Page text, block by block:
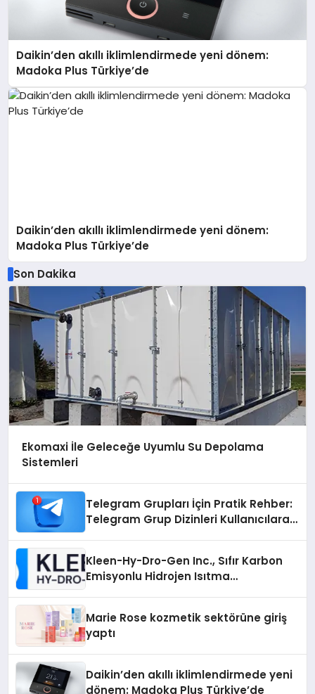
Daikin’den akıllı iklimlendirmede yeni dönem:
Madoka Plus Türkiye’de
Daikin’den akıllı iklimlendirmede yeni dönem:
Madoka Plus Türkiye’de
Son Dakika
Ekomaxi İle Geleceğe Uyumlu Su Depolama
Sistemleri
Telegram Grupları İçin Pratik Rehber:
Telegram Grup Dizinleri Kullanıcılara
Kleen-Hy-Dro-Gen Inc., Sıfır Karbon
Emisyonlu Hidrojen Isıtma
Marie Rose kozmetik sektörüne giriş
yaptı
Daikin’den akıllı iklimlendirmede yeni
dönem: Madoka Plus Türkiye’de